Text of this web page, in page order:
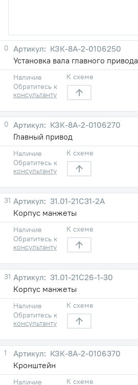
0
КЗК-8А-2-0106250
Установка вала главного привода
Наличие
Обратитесь к
консультанту
К схеме
0
КЗК-8А-2-0106270
Главный привод
Наличие
Обратитесь к
консультанту
К схеме
31
31.01-21С31-2А
Корпус манжеты
Наличие
Обратитесь к
консультанту
К схеме
31
31.01-21С26-1-30
Корпус манжеты
Наличие
Обратитесь к
консультанту
К схеме
1
КЗК-8А-2-0106370
Кронштейн
Наличие
К схеме